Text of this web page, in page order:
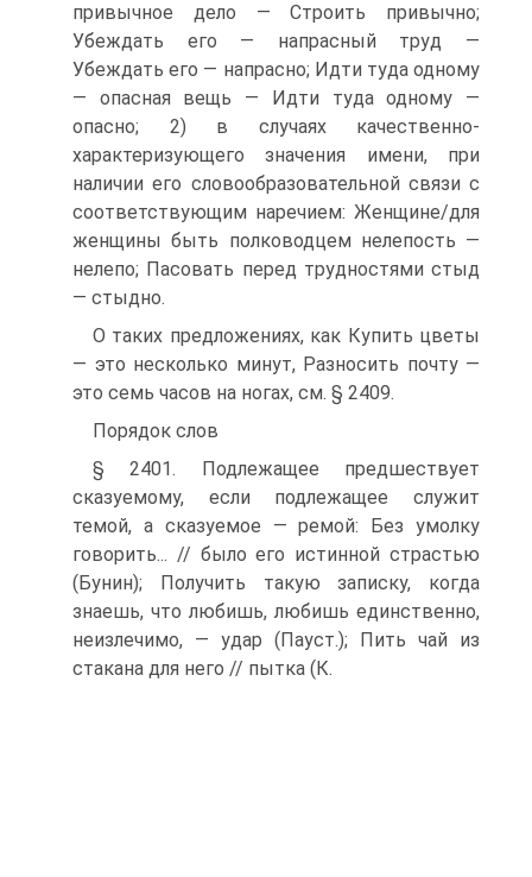
привычное дело — Строить привычно;
Убеждать его — напрасный труд —
Убеждать его — напрасно; Идти туда одному
— опасная вещь — Идти туда одному —
опасно; 2) в случаях качественно­
характеризующего значения имени, при
наличии его словообразовательной связи с
соответствующим наречием: Женщине/для
женщины быть полководцем нелепость —
нелепо; Пасовать перед трудностями стыд
— стыдно.
О таких предложениях, как Купить цветы
— это несколько минут, Разносить почту —
это семь часов на ногах, см. § 2409.
Порядок слов
§ 2401. Подлежащее предшествует
сказуемому, если подлежащее служит
темой, а сказуемое — ремой: Без умолку
говорить... // было его истинной страстью
(Бунин); Получить такую записку, когда
знаешь, что любишь, любишь единственно,
неизлечимо, — удар (Пауст.); Пить чай из
стакана для него // пытка (К.